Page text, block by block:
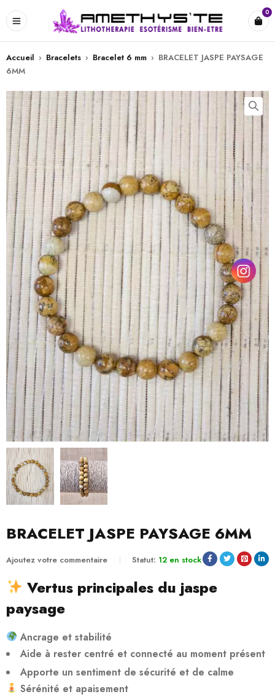
0
Accueil › Bracelets › Bracelet 6 mm › BRACELET JASPE PAYSAGE
6MM
BRACELET JASPE PAYSAGE 6MM
Ajoutez votre commentaire Statut: 12 en stock
Vertus principales du jaspe
paysage
Ancrage et stabilité
Aide à rester centré et connecté au moment présent
Apporte un sentiment de sécurité et de calme
Sérénité et apaisement